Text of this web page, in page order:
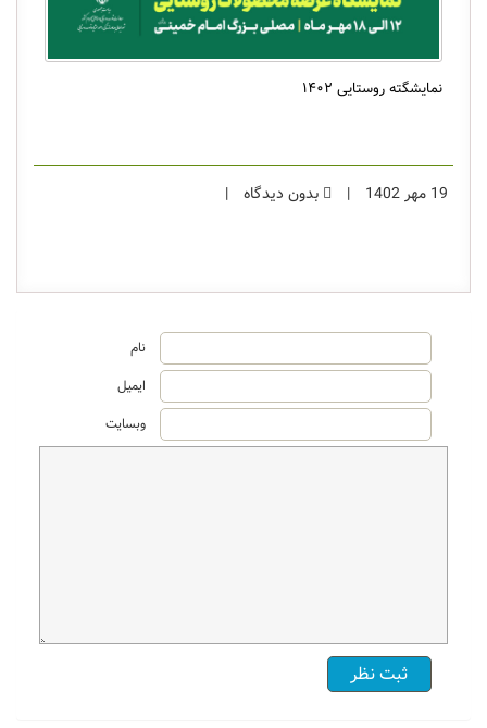
نمایشگته روستایی ۱۴۰۲
19 مهر 1402 | بدون دیدگاه |
نام
ایمیل
وبسایت